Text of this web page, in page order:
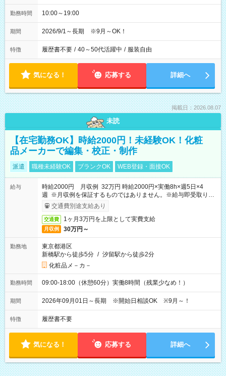
勤務時間 10:00～19:00
期間 2026/9/1～長期 ※9月～OK！
特徴 履歴書不要 / 40～50代活躍中 / 服装自由
気になる！ 応募する 詳細へ
掲載日：2026.08.07
未読
【在宅勤務OK】時給2000円！未経験OK！化粧
品メーカーで編集・校正・制作
派遣 職種未経験OK ブランクOK WEB登録・面接OK
給与
時給2000円 月収例 32万円 時給2000円×実働8h×週5日×4
週 ※月収例を保証するものではありません。※給与即受取りサ
ービス利用可（利用条件有）
交通費別途支給あり
交通費 1ヶ月3万円を上限として実費支給
月収例 30万円～
勤務地
東京都港区
新橋駅から徒歩5分 / 汐留駅から徒歩2分
化粧品メ－カ－
勤務時間 09:00-18:00（休憩60分）実働8時間（残業少なめ！）
期間 2026年09月01日～長期 ※開始日相談OK ※9月～！
特徴 履歴書不要
気になる！ 応募する 詳細へ